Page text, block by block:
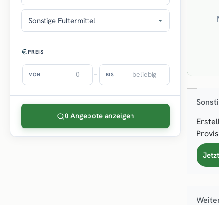
Sonstige Futtermittel
PREIS
VON – BIS
0 Angebote anzeigen